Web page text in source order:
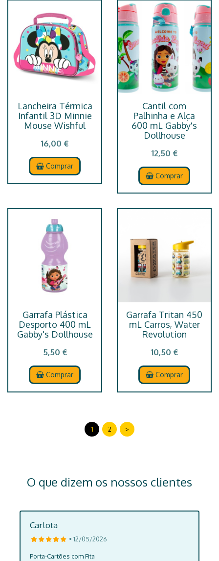
Lancheira Térmica
Infantil 3D Minnie
Mouse Wishful
16,00 €
Comprar
Cantil com
Palhinha e Alça
600 mL Gabby's
Dollhouse
12,50 €
Comprar
Garrafa Plástica
Desporto 400 mL
Gabby's Dollhouse
5,50 €
Comprar
Garrafa Tritan 450
mL Carros, Water
Revolution
10,50 €
Comprar
1 2 >
O que dizem os nossos clientes
Carlota
• 12/05/2026
Porta-Cartões com Fita